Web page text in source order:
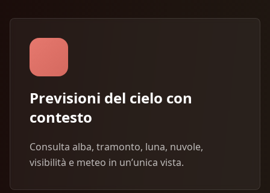
Previsioni del cielo con
contesto
Consulta alba, tramonto, luna, nuvole,
visibilità e meteo in un’unica vista.